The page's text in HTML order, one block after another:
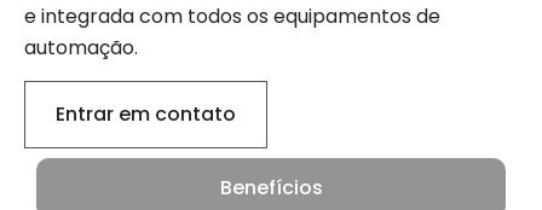
e integrada com todos os equipamentos de
automação.
Entrar em contato
Benefícios